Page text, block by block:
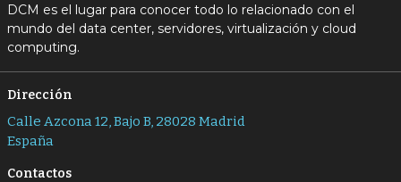
DCM es el lugar para conocer todo lo relacionado con el
mundo del data center, servidores, virtualización y cloud
computing.
Dirección
Calle Azcona 12, Bajo B, 28028 Madrid
España
Contactos